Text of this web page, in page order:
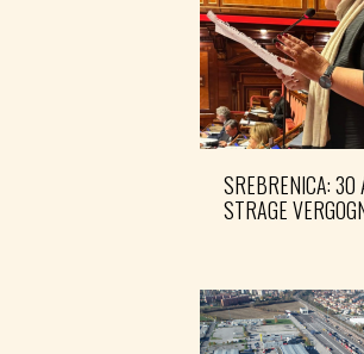
SREBRENICA: 30
STRAGE